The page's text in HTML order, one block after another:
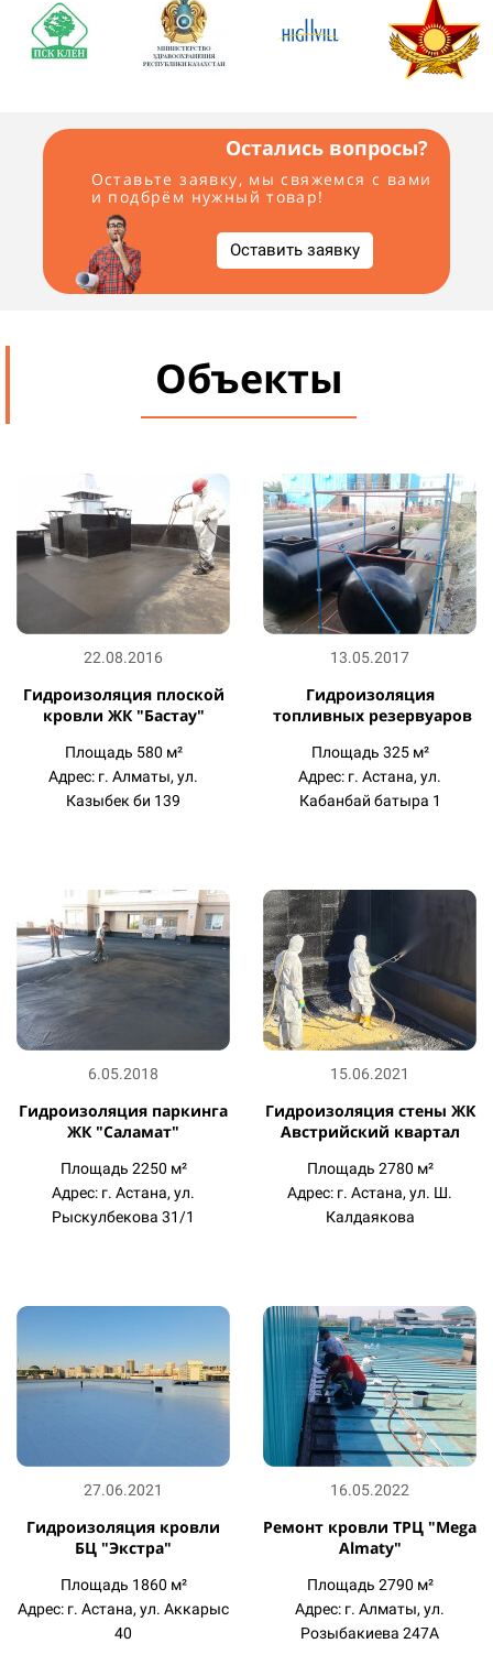
Остались вопросы?
Оставьте заявку, мы свяжемся с вами
и подбрём нужный товар!
Оставить заявку
Объекты
22.08.2016
Гидроизоляция плоской
кровли ЖК "Бастау"
Площадь 580 м²
Адрес: г. Алматы, ул.
Казыбек би 139
13.05.2017
Гидроизоляция
топливных резервуаров
Площадь 325 м²
Адрес: г. Астана, ул.
Кабанбай батыра 1
6.05.2018
Гидроизоляция паркинга
ЖК "Саламат"
Площадь 2250 м²
Адрес: г. Астана, ул.
Рыскулбекова 31/1
15.06.2021
Гидроизоляция стены ЖК
Австрийский квартал
Площадь 2780 м²
Адрес: г. Астана, ул. Ш.
Калдаякова
27.06.2021
Гидроизоляция кровли
БЦ "Экстра"
Площадь 1860 м²
Адрес: г. Астана, ул. Аккарыс
40
16.05.2022
Ремонт кровли ТРЦ "Mega
Almaty"
Площадь 2790 м²
Адрес: г. Алматы, ул.
Розыбакиева 247А